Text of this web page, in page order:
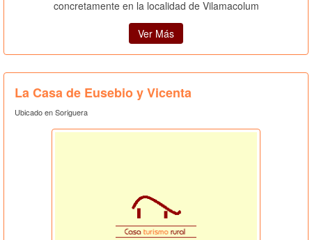
concretamente en la localidad de Vilamacolum
Ver Más
La Casa de Eusebio y Vicenta
Ubicado en Soriguera